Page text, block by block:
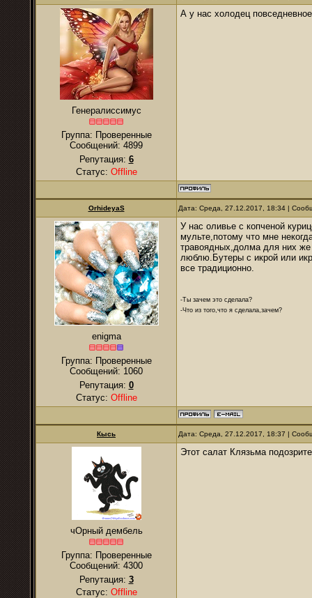
Генералиссимус
Группа: Проверенные
Сообщений: 4899
Репутация: 6
Статус: Offline
А у нас холодец
OrhideyaS Дата: Среда, 27.12.2017, 18:34 |
enigma
Группа: Проверенные
Сообщений: 1060
Репутация: 0
Статус: Offline
У нас оливье с копченой
мульте,потому что мне
травоядных,долма для них
люблю.Бутеры с икрой или
все традиционно.
-Ты зачем это сделала?
-Что из того,что я сделала,зачем?
Кысь Дата: Среда, 27.12.2017, 18:37 |
чОрный дембель
Группа: Проверенные
Сообщений: 4300
Репутация: 3
Статус: Offline
Этот салат Клязьма